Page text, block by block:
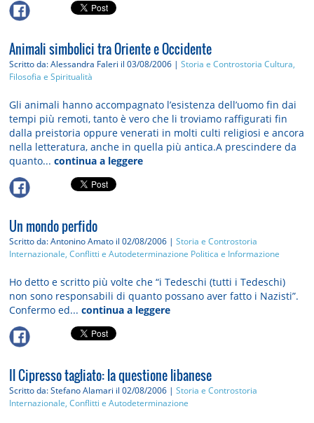
Animali simbolici tra Oriente e Occidente
Scritto da: Alessandra Faleri il 03/08/2006 |Storia e Controstoria Cultura,
Filosofia e Spiritualità
Gli animali hanno accompagnato l’esistenza dell’uomo fin dai
tempi più remoti, tanto è vero che li troviamo raffigurati fin
dalla preistoria oppure venerati in molti culti religiosi e ancora
nella letteratura, anche in quella più antica.A prescindere da
quanto...continua a leggere
Un mondo perfido
Scritto da: Antonino Amato il 02/08/2006 |Storia e Controstoria
Internazionale, Conflitti e Autodeterminazione Politica e Informazione
Ho detto e scritto più volte che “i Tedeschi (tutti i Tedeschi)
non sono responsabili di quanto possano aver fatto i Nazisti”.
Confermo ed...continua a leggere
Il Cipresso tagliato: la questione libanese
Scritto da: Stefano Alamari il 02/08/2006 |Storia e Controstoria
Internazionale, Conflitti e Autodeterminazione